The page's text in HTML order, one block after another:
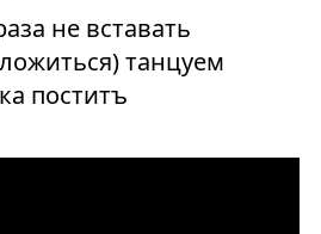
не вставать
танцуем
поститъ